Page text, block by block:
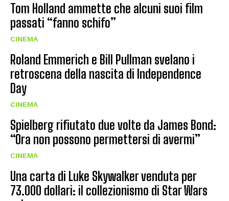
Tom Holland ammette che alcuni suoi film
passati “fanno schifo”
CINEMA
Roland Emmerich e Bill Pullman svelano i
retroscena della nascita di Independence
Day
CINEMA
Spielberg rifiutato due volte da James Bond:
“Ora non possono permettersi di avermi”
CINEMA
Una carta di Luke Skywalker venduta per
73.000 dollari: il collezionismo di Star Wars